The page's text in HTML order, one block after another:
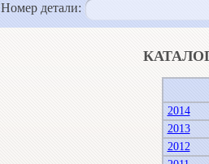
Номер детали:
2014
2013
2012